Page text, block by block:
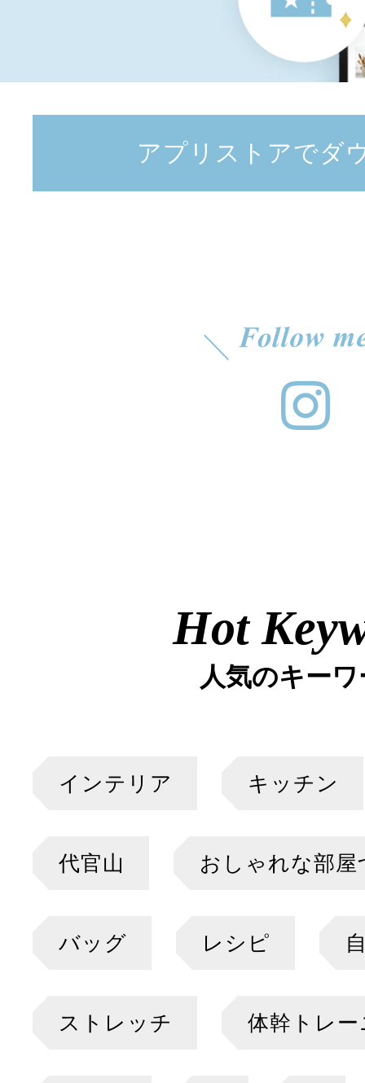
アプリストアでダ
Hot
人気のキー
インテリア キッチン
代官山 おしゃれな部屋
バッグ レシピ
ストレッチ 体幹トレ